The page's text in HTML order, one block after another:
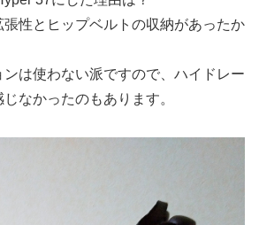
性とヒップベルトの収納があったか
は使わない派ですので、ハイドレー
なかったのもあります。